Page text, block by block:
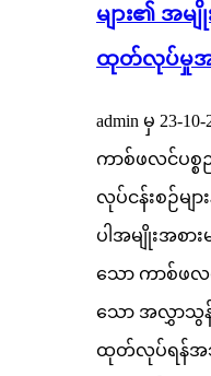
များ၏ အမျို
ထုတ်လုပ်မှုအခ
admin မှ 23-
ကာစ်ဖလင်ပစ္
လုပ်ငန်းစဉ်မျ
ပါအမျိုးအစာ
သော ကာစ်ဖ
သော အလွှာသွ
ထုတ်လုပ်ရန်အသုံ